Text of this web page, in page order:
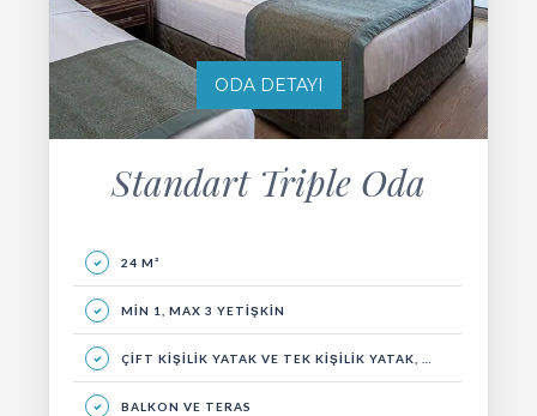
ODA DETAYI
Standart Triple Oda
24 M²
MIN 1, MAX 3 YETIŞKIN
ÇIFT KIŞILIK YATAK VE TEK KIŞILIK YATAK, OTURMA GRUBU, BALKON
BALKON VE TERAS